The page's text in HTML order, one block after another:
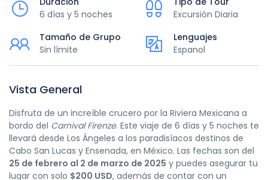
6 días y 5 noches
Excursión Diaria
Tamaño de Grupo
Sin límite
Lenguajes
Espanol
Vista General
Disfruta de un increíble crucero por la Riviera Mexicana a
bordo del Carnival Firenze. Este viaje de 6 días y 5 noches te
llevará desde Los Ángeles a los paradisíacos destinos de
Cabo San Lucas y Ensenada, en México. Las fechas son del
25 de febrero al 2 de marzo de 2025 y puedes asegurar tu
lugar con solo $200 USD, además de contar con un